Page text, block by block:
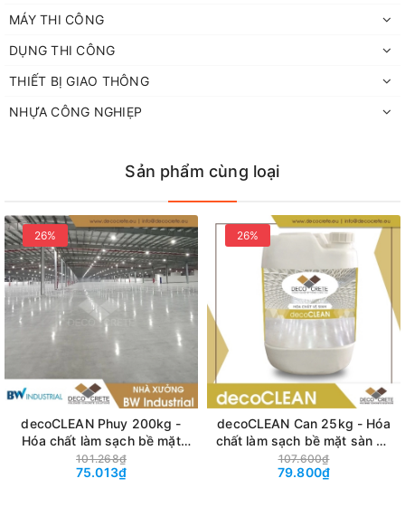
MÁY THI CÔNG
DỤNG THI CÔNG
THIẾT BỊ GIAO THÔNG
NHỰA CÔNG NGHIẸP
Sản phẩm cùng loại
26%
decoCLEAN Phuy 200kg -
Hóa chất làm sạch bề mặt
sàn bê tông
101.268₫
75.013₫
26%
decoCLEAN Can 25kg - Hóa
chất làm sạch bề mặt sàn bê
tông
107.600₫
79.800₫